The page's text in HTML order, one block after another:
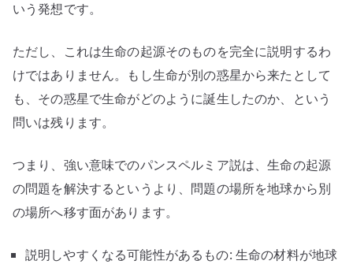
いう発想です。
ただし、これは生命の起源そのものを完全に説明するわ
けではありません。もし生命が別の惑星から来たとして
も、その惑星で生命がどのように誕生したのか、という
問いは残ります。
つまり、強い意味でのパンスペルミア説は、生命の起源
の問題を解決するというより、問題の場所を地球から別
の場所へ移す面があります。
説明しやすくなる可能性があるもの: 生命の材料が地球